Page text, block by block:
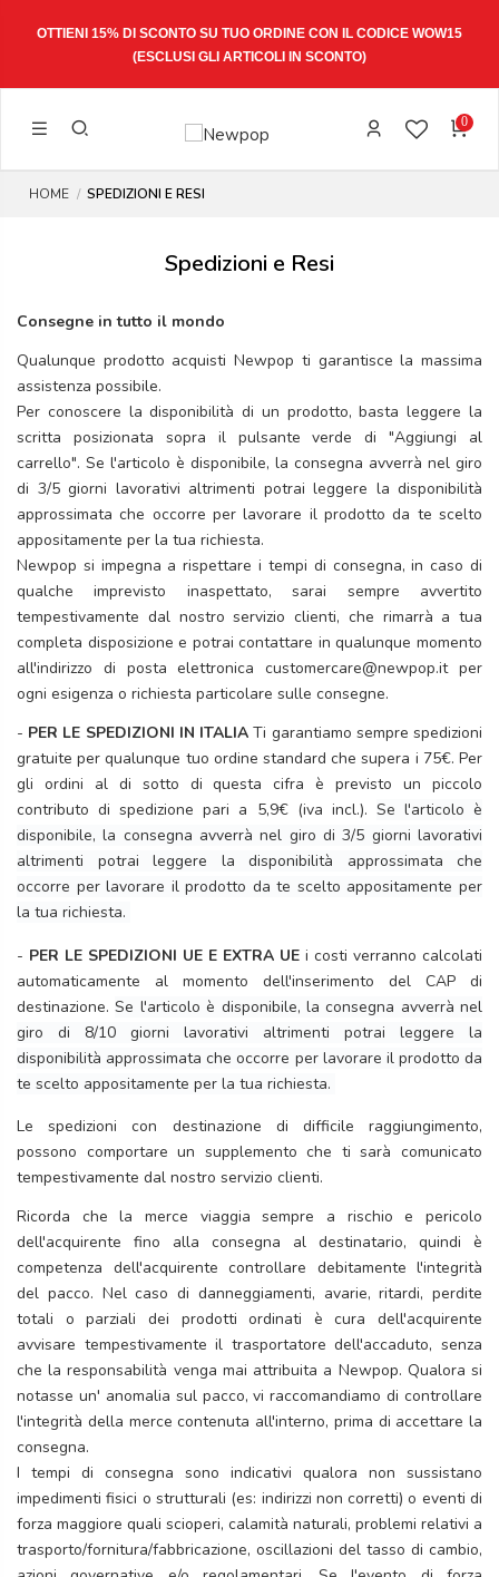
OTTIENI 15% DI SCONTO SU TUO ORDINE CON IL CODICE WOW15
(ESCLUSI GLI ARTICOLI IN SCONTO)
0
HOME SPEDIZIONI E RESI
Spedizioni e Resi
Consegne in tutto il mondo
Qualunque prodotto acquisti Newpop ti garantisce la massima
assistenza possibile.
Per conoscere la disponibilità di un prodotto, basta leggere la
scritta posizionata sopra il pulsante verde di "Aggiungi al
carrello". Se l'articolo è disponibile, la consegna avverrà nel giro
di 3/5 giorni lavorativi altrimenti potrai leggere la disponibilità
approssimata che occorre per lavorare il prodotto da te scelto
appositamente per la tua richiesta.
Newpop si impegna a rispettare i tempi di consegna, in caso di
qualche imprevisto inaspettato, sarai sempre avvertito
tempestivamente dal nostro servizio clienti, che rimarrà a tua
completa disposizione e potrai contattare in qualunque momento
all'indirizzo di posta elettronica customercare@newpop.it per
ogni esigenza o richiesta particolare sulle consegne.
- PER LE SPEDIZIONI IN ITALIA Ti garantiamo sempre spedizioni
gratuite per qualunque tuo ordine standard che supera i 75€. Per
gli ordini al di sotto di questa cifra è previsto un piccolo
contributo di spedizione pari a 5,9€ (iva incl.). Se l'articolo è
disponibile, la consegna avverrà nel giro di 3/5 giorni lavorativi
altrimenti potrai leggere la disponibilità approssimata che
occorre per lavorare il prodotto da te scelto appositamente per
la tua richiesta.
- PER LE SPEDIZIONI UE E EXTRA UE i costi verranno calcolati
automaticamente al momento dell'inserimento del CAP di
destinazione.Se l'articolo è disponibile, la consegna avverrà nel
giro di 8/10 giorni lavorativi altrimenti potrai leggere la
disponibilità approssimata che occorre per lavorare il prodotto da
te scelto appositamente per la tua richiesta.
Le spedizioni con destinazione di difficile raggiungimento,
possono comportare un supplemento che ti sarà comunicato
tempestivamente dal nostro servizio clienti.
Ricorda che la merce viaggia sempre a rischio e pericolo
dell'acquirente fino alla consegna al destinatario, quindi è
competenza dell'acquirente controllare debitamente l'integrità
del pacco. Nel caso di danneggiamenti, avarie, ritardi, perdite
totali o parziali dei prodotti ordinati è cura dell'acquirente
avvisare tempestivamente il trasportatore dell'accaduto, senza
che la responsabilità venga mai attribuita a Newpop. Qualora si
notasse un' anomalia sul pacco, vi raccomandiamo di controllare
l'integrità della merce contenuta all'interno, prima di accettare la
consegna.
I tempi di consegna sono indicativi qualora non sussistano
impedimenti fisici o strutturali (es: indirizzi non corretti) o eventi di
forza maggiore quali scioperi, calamità naturali, problemi relativi a
trasporto/fornitura/fabbricazione, oscillazioni del tasso di cambio,